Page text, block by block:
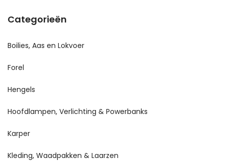
Categorieën
Boilies, Aas en Lokvoer
Forel
Hengels
Hoofdlampen, Verlichting & Powerbanks
Karper
Kleding, Waadpakken & Laarzen